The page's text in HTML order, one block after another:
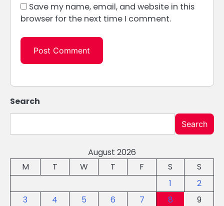
Save my name, email, and website in this
browser for the next time I comment.
Search
Search
August 2026
M
T W T F S
S
1
2
3
4 5 6 7 8
9